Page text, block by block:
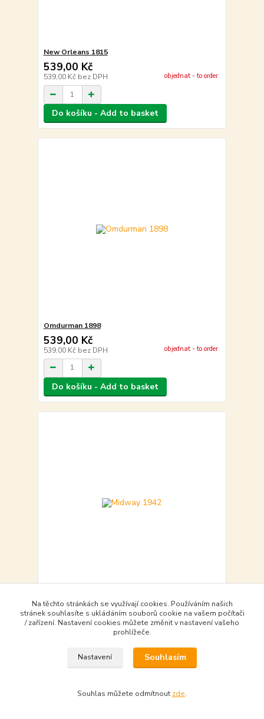
New Orleans 1815
539,00 Kč
539,00 Kč bez DPH objednat - to order
Do košíku - Add to basket
Omdurman 1898
539,00 Kč
539,00 Kč bez DPH objednat - to order
Do košíku - Add to basket
Midway 1942
539,00 Kč
539,00 Kčbez DPH objednat - to order
Do košíku - Add to basket
Na těchto stránkách se využívají cookies. Používáním našich
stránek souhlasíte s ukládáním souborů cookie na vašem počítači
/ zařízení. Nastavení cookies můžete změnit v nastavení vašeho
prohlížeče.
Nastavení Souhlasím
Souhlas můžete odmítnout zde.